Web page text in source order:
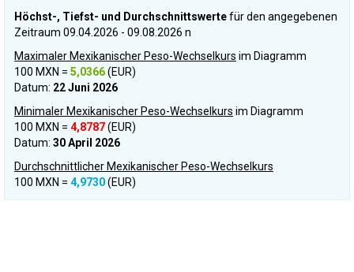
Höchst-, Tiefst- und Durchschnittswertefür den angegebenen
Zeitraum 09.04.2026 - 09.08.2026 n
Maximaler Mexikanischer Peso-Wechselkurs im Diagramm
100 MXN = 5,0366(EUR)
Datum: 22 Juni 2026
Minimaler Mexikanischer Peso-Wechselkurs im Diagramm
100 MXN = 4,8787(EUR)
Datum: 30 April 2026
Durchschnittlicher Mexikanischer Peso-Wechselkurs
100 MXN = 4,9730(EUR)